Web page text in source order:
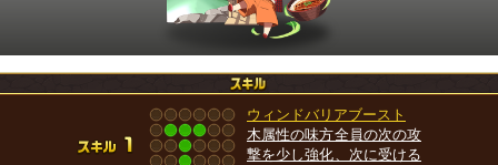
ウィンドバリアブースト
木属性の味方全員の次の攻
撃を少し強化、次に受ける